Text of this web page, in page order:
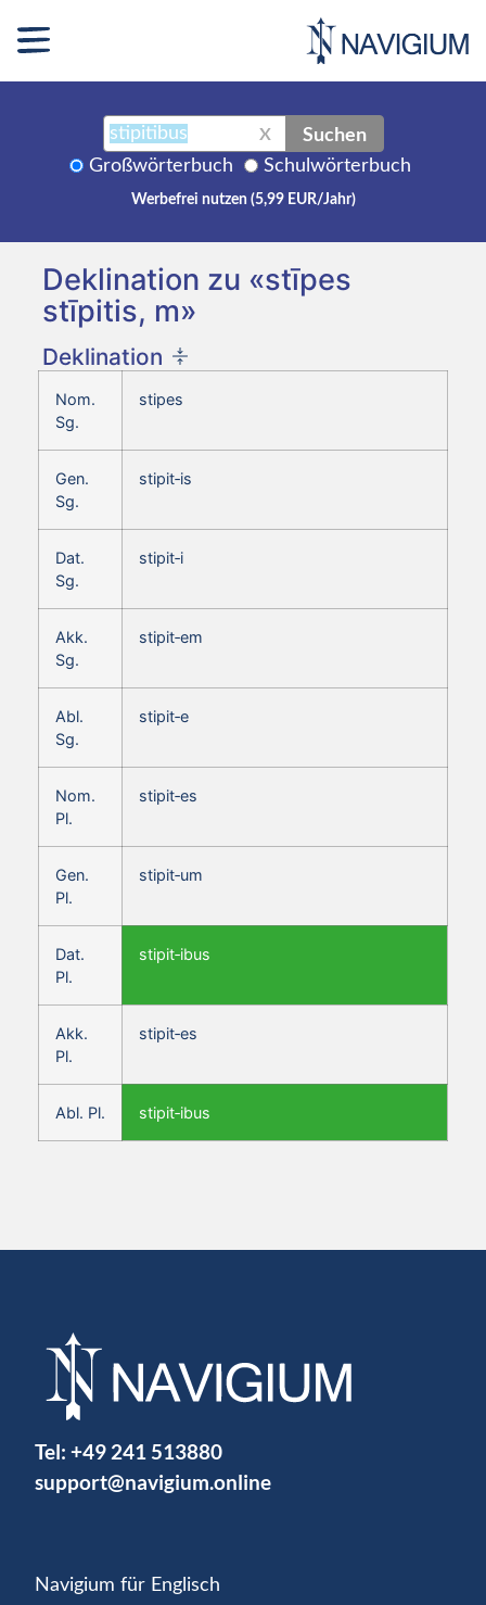
X Suchen
Großwörterbuch Schulwörterbuch
Werbefrei nutzen (5,99 EUR/Jahr)
Deklination zu «stīpes
stīpitis, m»
Deklination
Nom.
Sg.
stipes
Gen.
Sg.
stipit‑is
Dat.
Sg.
stipit‑i
Akk.
Sg.
stipit‑em
Abl.
Sg.
stipit‑e
Nom.
Pl.
stipit‑es
Gen.
Pl.
stipit‑um
Dat.
Pl.
stipit‑ibus
Akk.
Pl.
stipit‑es
Abl. Pl. stipit‑ibus
Tel: +49 241 513880
support@navigium.online
Navigium für Englisch